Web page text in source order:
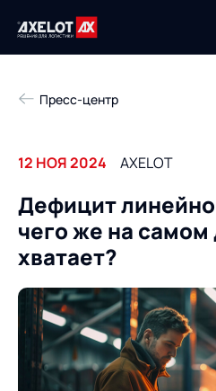
Техподдержка
Компания
Продукты
Роботизация
Академия
База знаний
Пресс-центр
12 НОЯ 2024 AXELOT
Дефицит
чего же на самом
хватает?